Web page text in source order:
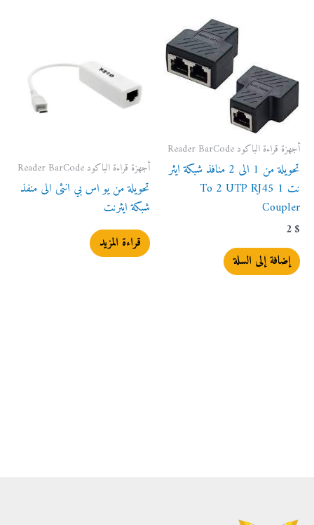
أجهزة قراءة الباكود Reader BarCode
تحويلة من 1 الى 2 منافذ شبكة ايثر
نت 1 To 2 UTP RJ45
Coupler
2$
إضافة إلى السلة
أجهزة قراءة الباكود Reader BarCode
تحويلة من يو اس بي انثى الى منفذ
شبكة ايثرنت
قراءة المزيد